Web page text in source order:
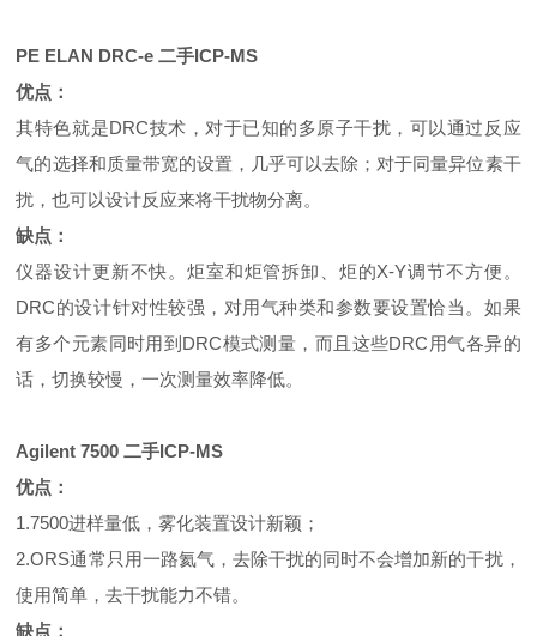
PE ELAN DRC-e 二手ICP-MS
优点：
其特色就是DRC技术，对于已知的多原子干扰，可以通过反应
气的选择和质量带宽的设置，几乎可以去除；对于同量异位素干
扰，也可以设计反应来将干扰物分离。
缺点：
仪器设计更新不快。炬室和炬管拆卸、炬的X-Y调节不方便。
DRC的设计针对性较强，对用气种类和参数要设置恰当。如果
有多个元素同时用到DRC模式测量，而且这些DRC用气各异的
话，切换较慢，一次测量效率降低。
Agilent 7500 二手ICP-MS
优点：
1.7500进样量低，雾化装置设计新颖；
2.ORS通常只用一路氦气，去除干扰的同时不会增加新的干扰，
使用简单，去干扰能力不错。
缺点：